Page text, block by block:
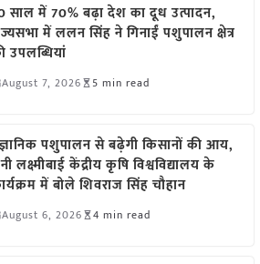
साल में 70% बढ़ा देश का दूध उत्पादन,
में ललन सिंह ने गिनाईं पशुपालन क्षेत्र
उपलब्धियां
August 7, 2026 5 min read
पशुपालन से बढ़ेगी किसानों की आय,
लक्ष्मीबाई केंद्रीय कृषि विश्वविद्यालय के
में बोले शिवराज सिंह चौहान
August 6, 2026 4 min read